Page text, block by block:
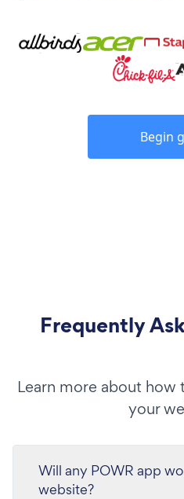
Begin
Frequently
Learn more about how
your
Will any POWR app
website?